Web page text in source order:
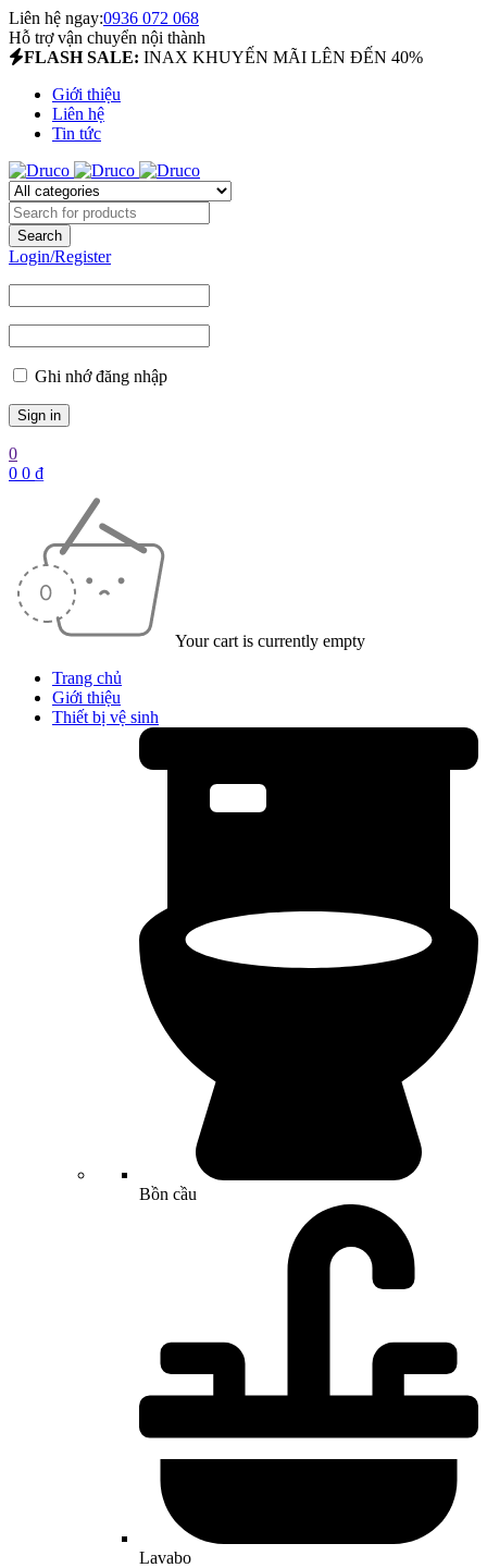
Liên hệ ngay:0936 072 068
Hỗ trợ vận chuyển nội thành
FLASH SALE: INAX KHUYẾN MÃI LÊN ĐẾN 40%
Giới thiệu
Liên hệ
Tin tức
Login/Register
Ghi nhớ đăng nhập
0
0 0 ₫
Your cart is currently empty
Trang chủ
Giới thiệu
Thiết bị vệ sinh
Bồn cầu
Lavabo